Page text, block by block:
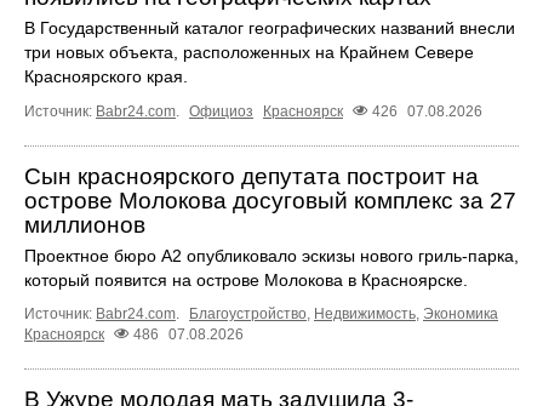
В Государственный каталог географических названий внесли
три новых объекта, расположенных на Крайнем Севере
Красноярского края.
Источник: Babr24.com. Официоз Красноярск 426 07.08.2026
Сын красноярского депутата построит на
острове Молокова досуговый комплекс за 27
миллионов
Проектное бюро А2 опубликовало эскизы нового гриль-парка,
который появится на острове Молокова в Красноярске.
Источник: Babr24.com. Благоустройство, Недвижимость, Экономика
Красноярск
486 07.08.2026
В Ужуре молодая мать задушила 3-